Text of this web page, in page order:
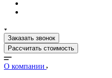
Заказать звонок
Рассчитать стоимость
О компании